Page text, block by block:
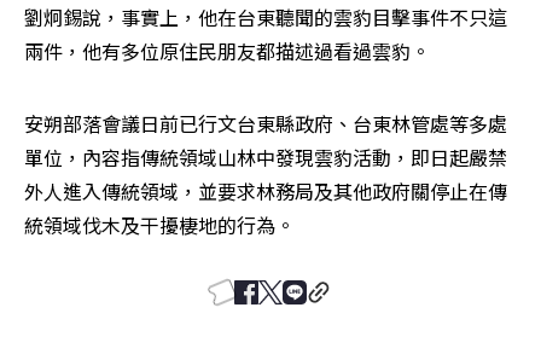
劉炯錫說，事實上，他在台東聽聞的雲豹目擊事件不只這
兩件，他有多位原住民朋友都描述過看過雲豹。
安朔部落會議日前已行文台東縣政府、台東林管處等多處
單位，內容指傳統領域山林中發現雲豹活動，即日起嚴禁
外人進入傳統領域，並要求林務局及其他政府關停止在傳
統領域伐木及干擾棲地的行為。